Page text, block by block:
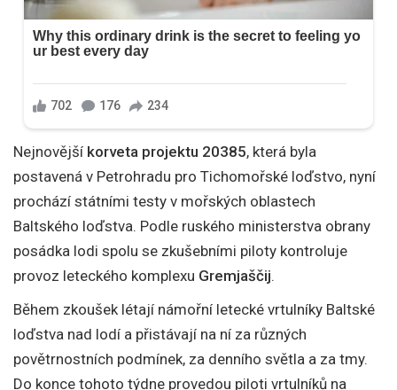
Nejnovější korveta projektu 20385, která byla
postavená v Petrohradu pro Tichomořské loďstvo, nyní
prochází státními testy v mořských oblastech
Baltského loďstva. Podle ruského ministerstva obrany
posádka lodi spolu se zkušebními piloty kontroluje
provoz leteckého komplexu Gremjaščij.
Během zkoušek létají námořní letecké vrtulníky Baltské
loďstva nad lodí a přistávají na ní za různých
povětrnostních podmínek, za denního světla a za tmy.
Do konce tohoto týdne provedou piloti vrtulníků na